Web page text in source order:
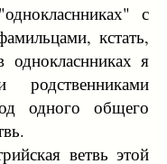
с
кстать,
я
родственниками
одного общего
ветвь этой